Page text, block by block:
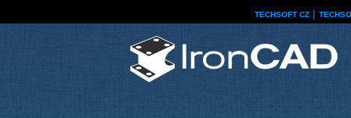
TECHSOFT CZ